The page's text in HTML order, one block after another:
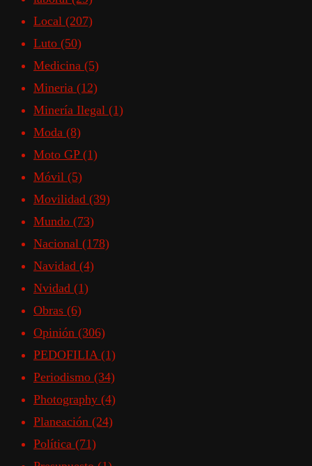
Local (207)
Luto (50)
Medicina (5)
Mineria (12)
Minería Ilegal (1)
Moda (8)
Moto GP (1)
Móvil (5)
Movilidad (39)
Mundo (73)
Nacional (178)
Navidad (4)
Nvidad (1)
Obras (6)
Opinión (306)
PEDOFILIA (1)
Periodismo (34)
Photography (4)
Planeación (24)
Política (71)